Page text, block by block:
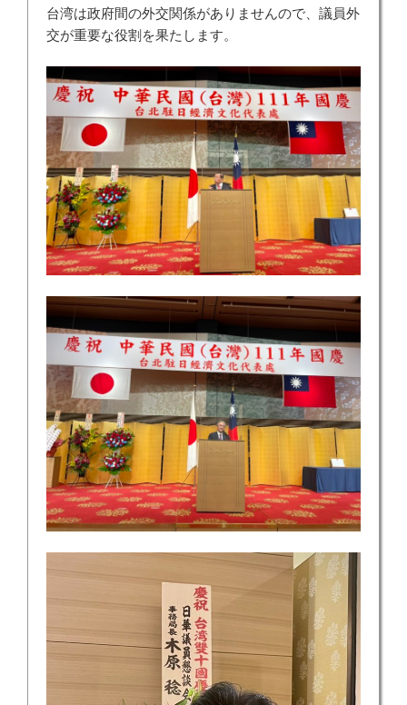
台湾は政府間の外交関係がありませんので、議員外
交が重要な役割を果たします。